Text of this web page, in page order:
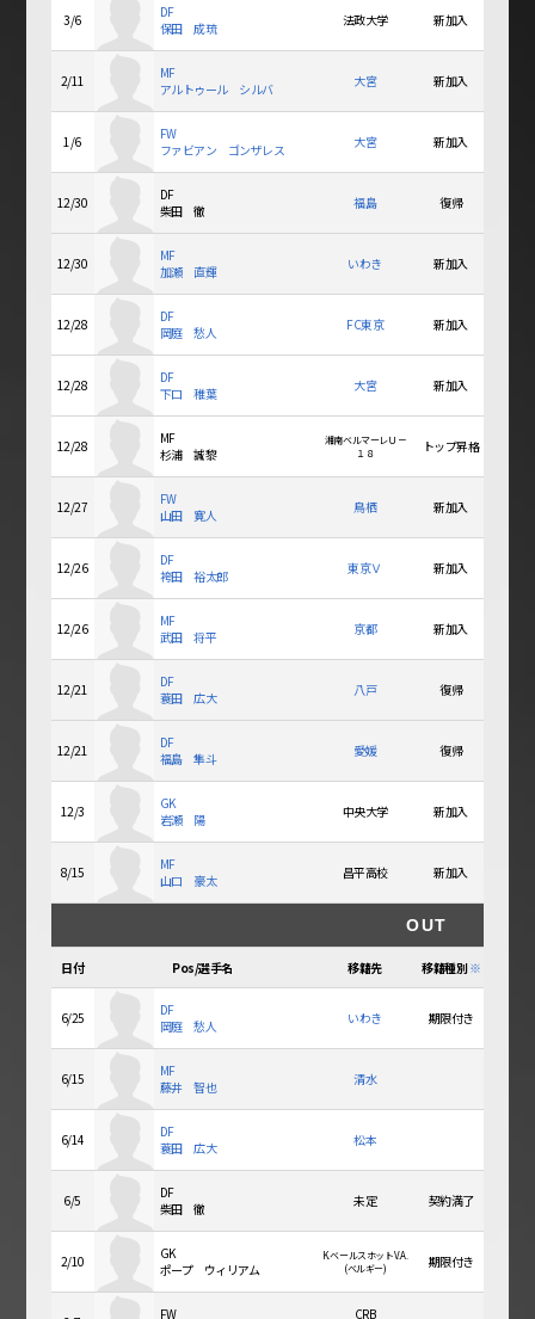
3/6
DF
保田 成琉
法政大学 新加入
2/11
MF
アルトゥール シルバ
大宮 新加入
1/6
FW
ファビアン ゴンザレス
大宮 新加入
12/30
DF
柴田 徹
福島 復帰
12/30
MF
加瀬 直輝
いわき 新加入
12/28
DF
岡庭 愁人
FC東京 新加入
12/28
DF
下口 稚葉
大宮 新加入
12/28
MF
杉浦 誠黎
湘南ベルマーレＵ－
１８
トップ昇格
12/27
FW
山田 寛人
鳥栖 新加入
12/26
DF
袴田 裕太郎
東京Ｖ 新加入
12/26
MF
武田 将平
京都 新加入
12/21
DF
蓑田 広大
八戸 復帰
12/21
DF
福島 隼斗
愛媛 復帰
12/3
GK
岩瀬 陽
中央大学 新加入
8/15
MF
山口 豪太
昌平高校 新加入
OUT
日付 Pos/選手名 移籍先 移籍種別※
6/25
DF
岡庭 愁人
いわき 期限付き
6/15
MF
藤井 智也
清水
6/14
DF
蓑田 広大
松本
6/5
DF
柴田 徹
未定 契約満了
2/10
GK
ポープ ウィリアム
K.ベールスホットV.A.
(ベルギー)
期限付き
FW CRB